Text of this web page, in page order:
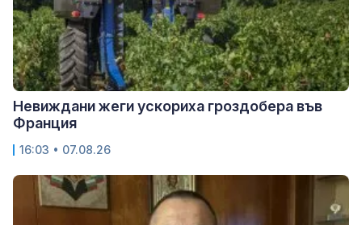
Невиждани жеги ускориха гроздобера във
Франция
16:03 • 07.08.26